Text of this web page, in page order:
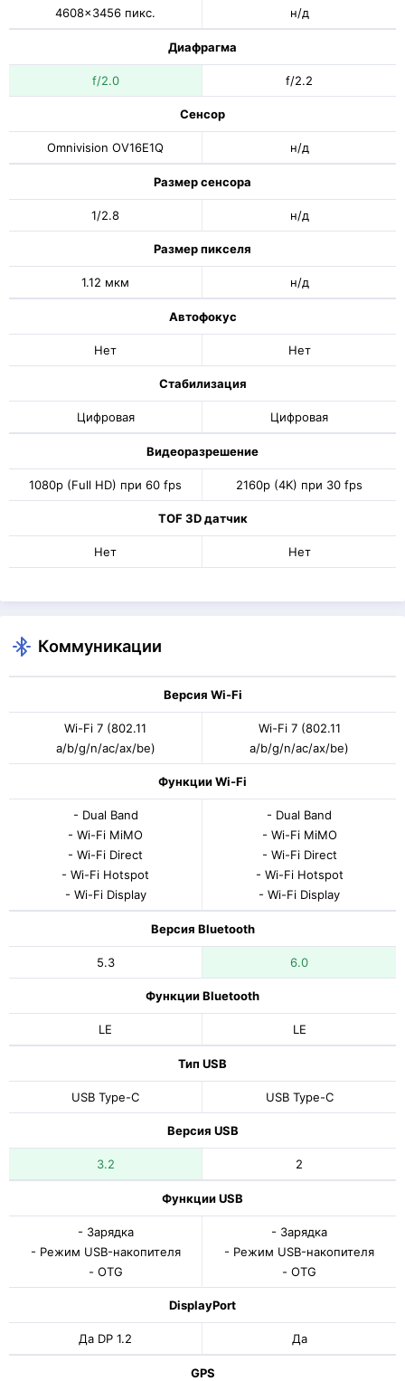
4608x3456 пикс. н/д
Диафрагма
f/2.0 f/2.2
Сенсор
Omnivision OV16E1Q н/д
Размер сенсора
1/2.8 н/д
Размер пикселя
1.12 мкм н/д
Автофокус
Нет Нет
Стабилизация
Цифровая Цифровая
Видеоразрешение
1080p (Full HD) при 60 fps 2160p (4K) при 30 fps
TOF 3D датчик
Нет Нет
Коммуникации
Версия Wi-Fi
Wi-Fi 7 (802.11
a/b/g/n/ac/ax/be)
Wi-Fi 7 (802.11
a/b/g/n/ac/ax/be)
Функции Wi-Fi
- Dual Band
- Wi-Fi MiMO
- Wi-Fi Direct
- Wi-Fi Hotspot
- Wi-Fi Display
- Dual Band
- Wi-Fi MiMO
- Wi-Fi Direct
- Wi-Fi Hotspot
- Wi-Fi Display
Версия Bluetooth
5.3 6.0
Функции Bluetooth
LE LE
Тип USB
USB Type-C USB Type-C
Версия USB
3.2 2
Функции USB
- Зарядка
- Режим USB-накопителя
- OTG
- Зарядка
- Режим USB-накопителя
- OTG
DisplayPort
Да DP 1.2 Да
GPS